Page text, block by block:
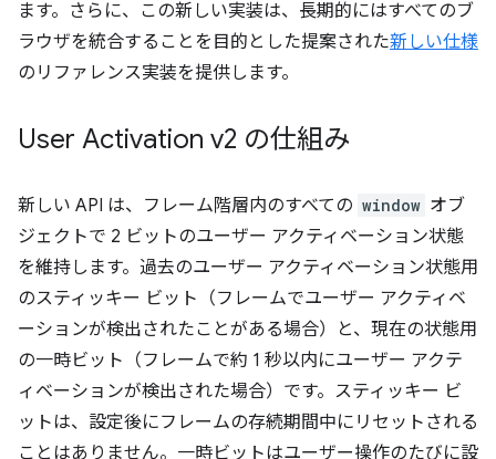
ます。さらに、この新しい実装は、長期的にはすべてのブ
ラウザを統合することを目的とした提案された新しい仕様
のリファレンス実装を提供します。
User Activation v2 の仕組み
新しい API は、フレーム階層内のすべての window オブ
ジェクトで 2 ビットのユーザー アクティベーション状態
を維持します。過去のユーザー アクティベーション状態用
のスティッキー ビット（フレームでユーザー アクティベ
ーションが検出されたことがある場合）と、現在の状態用
の一時ビット（フレームで約 1 秒以内にユーザー アクテ
ィベーションが検出された場合）です。スティッキー ビ
ットは、設定後にフレームの存続期間中にリセットされる
ことはありません。一時ビットはユーザー操作のたびに設